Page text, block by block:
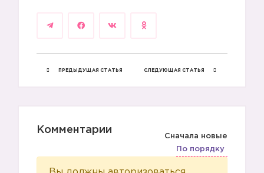
ПРЕДЫДУЩАЯ СТАТЬЯ СЛЕДУЮЩАЯ СТАТЬЯ
Комментарии
Сначала новые
По порядку